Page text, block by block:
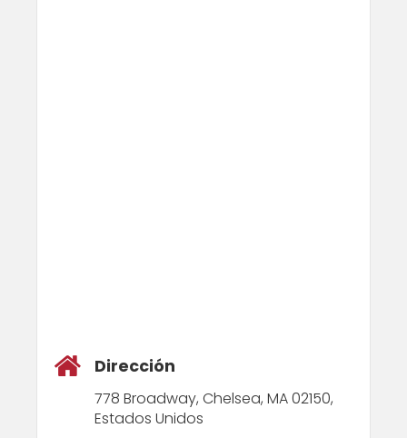
Dirección
778 Broadway, Chelsea, MA 02150,
Estados Unidos